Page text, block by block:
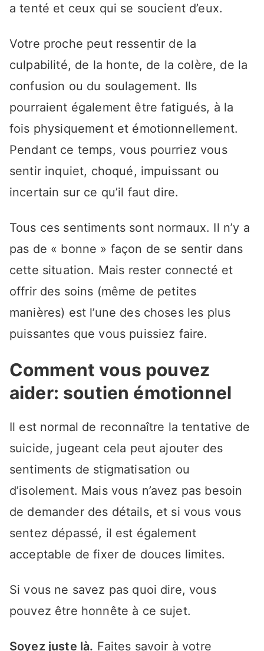
a tenté et ceux qui se soucient d’eux.
Votre proche peut ressentir de la
culpabilité, de la honte, de la colère, de la
confusion ou du soulagement. Ils
pourraient également être fatigués, à la
fois physiquement et émotionnellement.
Pendant ce temps, vous pourriez vous
sentir inquiet, choqué, impuissant ou
incertain sur ce qu’il faut dire.
Tous ces sentiments sont normaux. Il n’y a
pas de « bonne » façon de se sentir dans
cette situation. Mais rester connecté et
offrir des soins (même de petites
manières) est l’une des choses les plus
puissantes que vous puissiez faire.
Comment vous pouvez
aider: soutien émotionnel
Il est normal de reconnaître la tentative de
suicide, jugeant cela peut ajouter des
sentiments de stigmatisation ou
d’isolement. Mais vous n’avez pas besoin
de demander des détails, et si vous vous
sentez dépassé, il est également
acceptable de fixer de douces limites.
Si vous ne savez pas quoi dire, vous
pouvez être honnête à ce sujet.
Soyez juste là. Faites savoir à votre